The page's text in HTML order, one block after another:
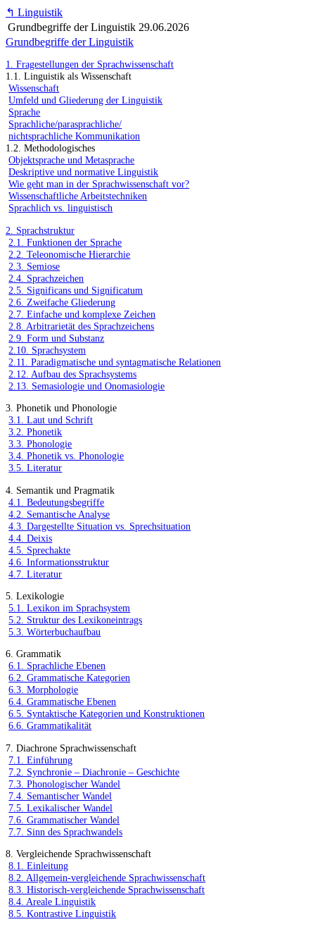
↰ Linguistik
Grundbegriffe der Linguistik 29.06.2026
Grundbegriffe der Linguistik
1. Fragestellungen der Sprachwissenschaft
1.1. Linguistik als Wissenschaft
Wissenschaft
Umfeld und Gliederung der Linguistik
Sprache
Sprachliche/parasprachliche/
nichtsprachliche Kommunikation
1.2. Methodologisches
Objektsprache und Metasprache
Deskriptive und normative Linguistik
Wie geht man in der Sprachwissenschaft vor?
Wissenschaftliche Arbeitstechniken
Sprachlich vs. linguistisch
2. Sprachstruktur
2.1. Funktionen der Sprache
2.2. Teleonomische Hierarchie
2.3. Semiose
2.4. Sprachzeichen
2.5. Significans und Significatum
2.6. Zweifache Gliederung
2.7. Einfache und komplexe Zeichen
2.8. Arbitrarietät des Sprachzeichens
2.9. Form und Substanz
2.10. Sprachsystem
2.11. Paradigmatische und syntagmatische Relationen
2.12. Aufbau des Sprachsystems
2.13. Semasiologie und Onomasiologie
3. Phonetik und Phonologie
3.1. Laut und Schrift
3.2. Phonetik
3.3. Phonologie
3.4. Phonetik vs. Phonologie
3.5. Literatur
4. Semantik und Pragmatik
4.1. Bedeutungsbegriffe
4.2. Semantische Analyse
4.3. Dargestellte Situation vs. Sprechsituation
4.4. Deixis
4.5. Sprechakte
4.6. Informationsstruktur
4.7. Literatur
5. Lexikologie
5.1. Lexikon im Sprachsystem
5.2. Struktur des Lexikoneintrags
5.3. Wörterbuchaufbau
6. Grammatik
6.1. Sprachliche Ebenen
6.2. Grammatische Kategorien
6.3. Morphologie
6.4. Grammatische Ebenen
6.5. Syntaktische Kategorien und Konstruktionen
6.6. Grammatikalität
7. Diachrone Sprachwissenschaft
7.1. Einführung
7.2. Synchronie – Diachronie – Geschichte
7.3. Phonologischer Wandel
7.4. Semantischer Wandel
7.5. Lexikalischer Wandel
7.6. Grammatischer Wandel
7.7. Sinn des Sprachwandels
8. Vergleichende Sprachwissenschaft
8.1. Einleitung
8.2. Allgemein-vergleichende Sprachwissenschaft
8.3. Historisch-vergleichende Sprachwissenschaft
8.4. Areale Linguistik
8.5. Kontrastive Linguistik